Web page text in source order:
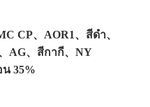
CP、AOR1、สีดำ、
AG、สีกากี、NY
35%